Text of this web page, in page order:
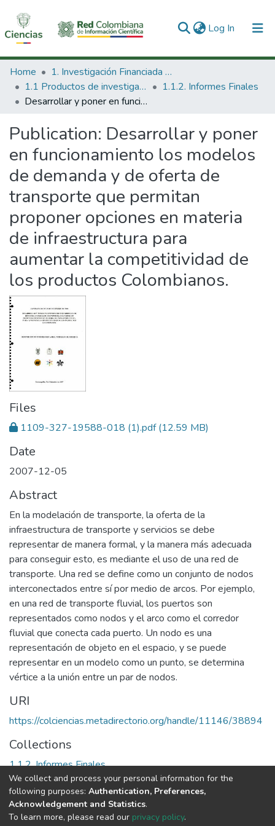
Log In (current)
Communities & Collections
All of DSpace
Home
1. Investigación Financiada con Recursos Públicos
1.1 Productos de investigación
1.1.2. Informes Finales
Desarrollar y poner en funcionamiento los modelos de demanda y de oferta de transporte que permitan proponer opciones en materia de infraestructura para aumentar la competitividad de los productos Colombianos.
Publication: Desarrollar y poner
en funcionamiento los modelos
de demanda y de oferta de
transporte que permitan
proponer opciones en materia
de infraestructura para
aumentar la competitividad de
los productos Colombianos.
Files
1109-327-19588-018 (1).pdf(12.59 MB)
Date
2007-12-05
Abstract
En la modelación de transporte, la oferta de la
infraestructura de transporte y servicios se debe
representar de manera formal, y la manera más adecuada
para conseguir esto, es mediante el uso de una red de
transporte. Una red se define como un conjunto de nodos
interconectados entre sí por medio de arcos. Por ejemplo,
en una red de transporte fluvial, los puertos son
representados como nodos y el arco como el corredor
fluvial que conecta cada puerto. Un nodo es una
representación de objeto en el espacio, y se puede
representar en un modelo como un punto, se determina
vértice a la unión entre un par de nodos.
URI
https://colciencias.metadirectorio.org/handle/11146/38894
Collections
1.1.2. Informes Finales
Full item page
We collect and process your personal information for the
following purposes: Authentication, Preferences,
Acknowledgement and Statistics.
To learn more, please read our privacy policy.